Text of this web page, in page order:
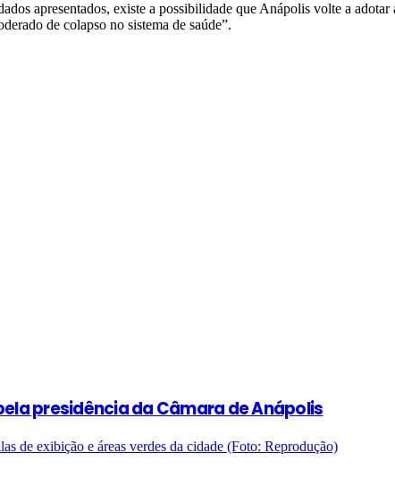
apresentados, existe a possibilidade que Anápolis volte a
de colapso no sistema de saúde”.
presidência da Câmara de Anápolis